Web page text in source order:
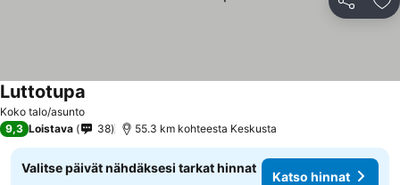
Jaa
Koko talo/asunto
Luttotupa
9,3 Loistava 38 55.3 km kohteesta Keskusta
Valitse päivät nähdäksesi tarkat hinnat
Katso hinnat